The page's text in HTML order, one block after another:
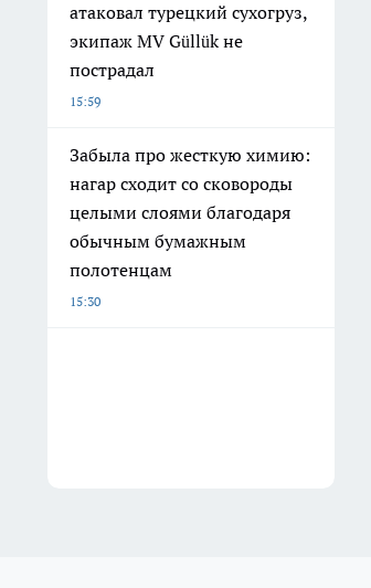
атаковал турецкий сухогруз,
экипаж MV Güllük не
пострадал
15:59
Забыла про жесткую химию:
нагар сходит со сковороды
целыми слоями благодаря
обычным бумажным
полотенцам
15:30